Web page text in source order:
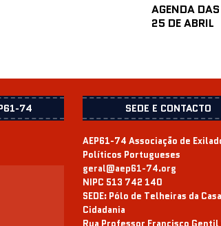
AGENDA
25 DE ABRIL
74 SEDE E CONTACTO
AEP61-74 Associação de
Políticos Portugueses
geral@aep61-74.org
NIPC 513 742 140
SEDE:Pólo de Telheiras da
Cidadania